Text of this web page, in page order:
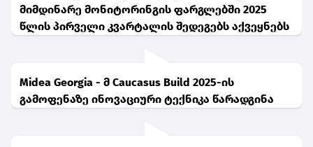
მიმდინარე მონიტორინგის ფარგლებში 2025
წლის პირველი კვარტალის შედეგებს აქვეყნებს
Midea Georgia - მ Caucasus Build 2025-ის
გამოფენაზე ინოვაციური ტექნიკა წარადგინა